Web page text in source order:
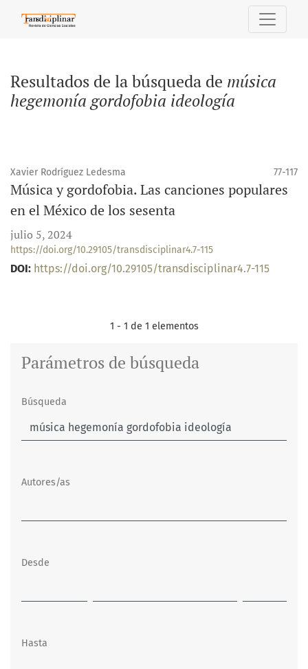
Resultados de la búsqueda de música
hegemonía gordofobia ideología
Xavier Rodríguez Ledesma 77-117
Música y gordofobia. Las canciones populares
en el México de los sesenta
julio 5, 2024
https://doi.org/10.29105/transdisciplinar4.7-115
DOI: https://doi.org/10.29105/transdisciplinar4.7-115
1 - 1 de 1 elementos
Parámetros de búsqueda
Búsqueda
Autores/as
Desde
Hasta